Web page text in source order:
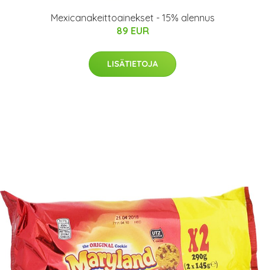
Mexicanakeittoainekset - 15% alennus
89 EUR
LISÄTIETOJA